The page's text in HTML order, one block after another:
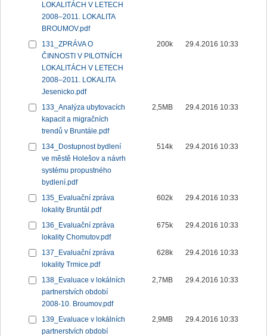
LOKALITÁCH V LETECH
2008–2011. LOKALITA
BROUMOV.pdf
131_ZPRÁVA O
ČINNOSTI V PILOTNÍCH
LOKALITÁCH V LETECH
2008–2011. LOKALITA
Jesenicko.pdf
200k 29.4.2016 10:33
133_Analýza ubytovacích
kapacit a migračních
trendů v Bruntále.pdf
2,5MB 29.4.2016 10:33
134_Dostupnost bydlení
ve městě Holešov a návrh
systému propustného
bydlení.pdf
514k 29.4.2016 10:33
135_Evaluační zpráva
lokality Bruntál.pdf
602k 29.4.2016 10:33
136_Evaluační zpráva
lokality Chomutov.pdf
675k 29.4.2016 10:33
137_Evaluační zpráva
lokality Trmice.pdf
628k 29.4.2016 10:33
138_Evaluace v lokálních
partnerstvích období
2008-10. Broumov.pdf
2,7MB 29.4.2016 10:33
139_Evaluace v lokálních
partnerstvích období
2,9MB 29.4.2016 10:33